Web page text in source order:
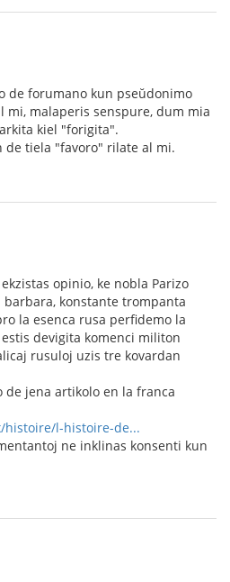
de forumano kun pseŭdonimo
mi, malaperis senspure, dum mia
kiel "forigita".
de tiela "favoro" rilate al mi.
opinio, ke nobla Parizo
konstante trompanta
la esenca rusa perfidemo la
devigita komenci militon
rusuloj uzis tre kovardan
de jena artikolo en la franca
l-histoire-de...
ne inklinas konsenti kun